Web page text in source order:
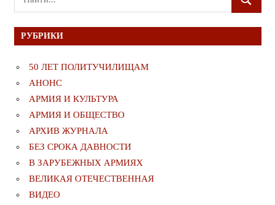
для:
ПОИСК
РУБРИКИ
50 ЛЕТ ПОЛИТУЧИЛИЩАМ
АНОНС
АРМИЯ И КУЛЬТУРА
АРМИЯ И ОБЩЕСТВО
АРХИВ ЖУРНАЛА
БЕЗ СРОКА ДАВНОСТИ
В ЗАРУБЕЖНЫХ АРМИЯХ
ВЕЛИКАЯ ОТЕЧЕСТВЕННАЯ
ВИДЕО